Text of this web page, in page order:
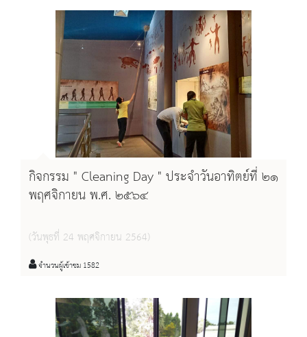
กิจกรรม " Cleaning Day " ประจำวันอาทิตย์ที่ ๒๑
พฤศจิกายน พ.ศ. ๒๕๖๔
(วันพุธที่ 24 พฤศจิกายน 2564)
จำนวนผู้เข้าชม 1582